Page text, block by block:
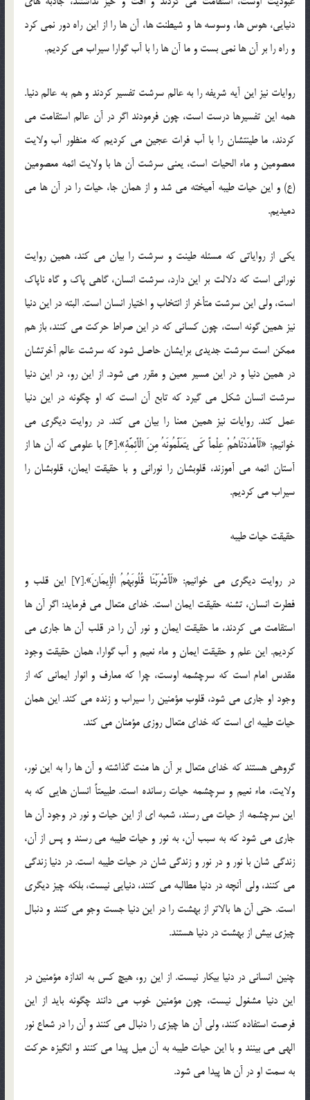
دنیایی، هوس ها، وسوسه ها و شیطنت ها، آن ها را از این راه دور نمی كرد
و راه را بر آن ها نمی بست و ما آن ها را با آب گوارا سیراب می كردیم.
روایات نیز این آیه شریفه را به عالم سرشت تفسیر كردند و هم به عالم دنیا.
همه این تفسیرها درست است، چون فرمودند اگر در آن عالم استقامت می
كردند، ما طینتشان را با آب فرات عجین می كردیم كه منظور آب ولایت
معصومین و ماء الحیات است، یعنی سرشت آن ها با ولایت ائمه معصومین
(ع) و این حیات طیبه آمیخته می شد و از همان جا، حیات را در آن ها می
دمیدیم.
یكی از روایاتی كه مسئله طینت و سرشت را بیان می کند، همین روایت
نورانی است كه دلالت بر این دارد، سرشت انسان، گاهی پاك و گاه ناپاك
است، ولی این سرشت متأخر از انتخاب و اختیار انسان است. البته در این دنیا
نیز همین گونه است، چون کسانی كه در این صراط حركت می كنند، باز هم
ممکن است سرشت جدیدی برایشان حاصل شود که سرشت عالم آخرتشان
در همین دنیا و در این مسیر معین و مقرر می شود. از این رو، در این دنیا
سرشت انسان شكل می گیرد که تابع آن است كه او چگونه در این دنیا
عمل كند. روایات نیز همین معنا را بیان می کند. در روایت دیگری می
خوانیم: «لَأَمْدَدْنَاهُمْ عِلْماً كَی یتَعَلَّمُونَهُ مِنَ الْأَئِمَّةِ».[6] با علومی كه آن ها از
آستان ائمه می آموزند، قلوبشان را نورانی و با حقیقت ایمان، قلوبشان را
سیراب می كردیم.
حقیقت حیات طیبه
در روایت دیگری می خوانیم: «لَأَشْرَبْنَا قُلُوبَهُمُ الْإِیمَانَ».[7] این قلب و
فطرت انسان، تشنه حقیقت ایمان است. خدای متعال می فرماید: اگر آن ها
استقامت می كردند، ما حقیقت ایمان و نور آن را در قلب آن ها جاری می
كردیم. این علم و حقیقت ایمان و ماء نعیم و آب گوارا، همان حقیقت وجود
مقدس امام است که سرچشمه اوست، چرا که معارف و انوار ایمانی كه از
وجود او جاری می شود، قلوب مؤمنین را سیراب و زنده می کند. این همان
حیات طیبه ای است كه خدای متعال روزی مؤمنان می کند.
گروهی هستند كه خدای متعال بر آن ها منت گذاشته و آن ها را به این نور،
ولایت، ماء نعیم و سرچشمه حیات رسانده است. طبیعتاً انسان هایی كه به
این سرچشمه از حیات می رسند، شعبه ای از این حیات و نور در وجود آن ها
جاری می شود که به سبب آن، به نور و حیات طیبه می رسند و پس از آن،
زندگی شان با نور و در نور و زندگی شان در حیات طیبه است. در دنیا زندگی
می كنند، ولی آنچه در دنیا مطالبه می كنند، دنیایی نیست، بلکه چیز دیگری
است. حتی آن ها بالاتر از بهشت را در این دنیا جست وجو می كنند و دنبال
چیزی بیش از بهشت در دنیا هستند.
چنین انسانی در دنیا بیكار نیست. از این رو، هیچ كس به اندازه مؤمنین در
این دنیا مشغول نیست، چون مؤمنین خوب می دانند چگونه باید از این
فرصت استفاده كنند، ولی آن ها چیزی را دنبال می كنند و آن را در شعاع نور
الهی می بینند و با این حیات طیبه به آن میل پیدا می كنند و انگیزه حركت
به سمت او در آن ها پیدا می شود.